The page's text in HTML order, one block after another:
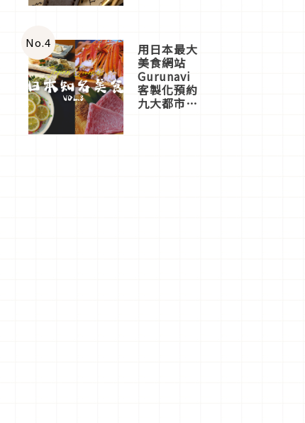
No.4 用日本最大
美食網站
Gurunavi
客製化預約
九大都市餐